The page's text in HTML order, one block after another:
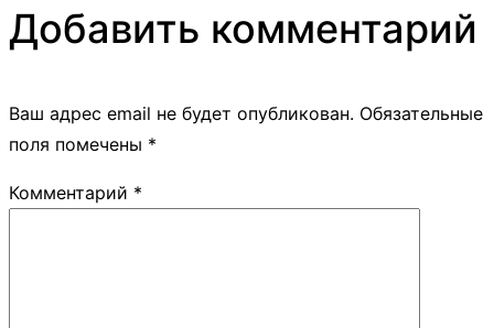
Добавить комментарий
Ваш адрес email не будет опубликован. Обязательные
поля помечены *
Комментарий *